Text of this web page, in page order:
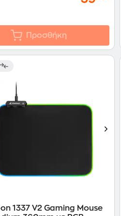
Προσθήκη
1337 V2 Gaming Mouse